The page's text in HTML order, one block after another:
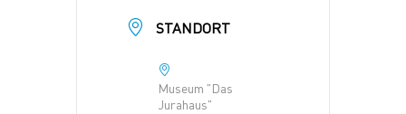
STANDORT
Museum "Das
Jurahaus"